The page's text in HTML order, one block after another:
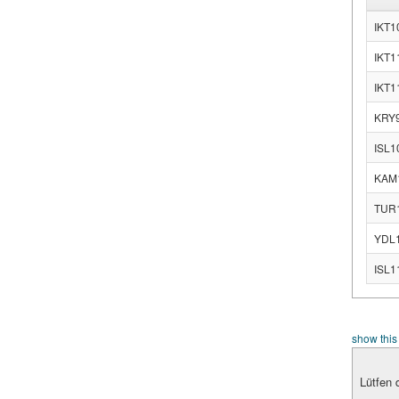
show
Lütfen